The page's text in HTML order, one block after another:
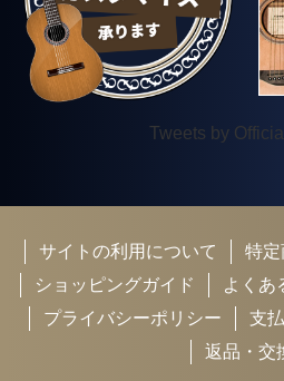
Tweets by
サイトの利用について
特
ショッピングガイド
よくあ
プライバシーポリシー
支
返品・交